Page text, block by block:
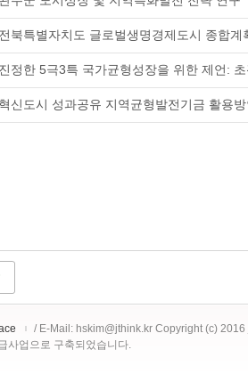
전북특별자치도 글로벌생명경제도시 종합계
진정한 5극3특 국가균형성장을 위한 제언:
혁신도시 성과공유 지역균형발전기금 활용
/ E-Mail: hskim@jthink.kr Copyright (c)
사업으로 구축되었습니다.